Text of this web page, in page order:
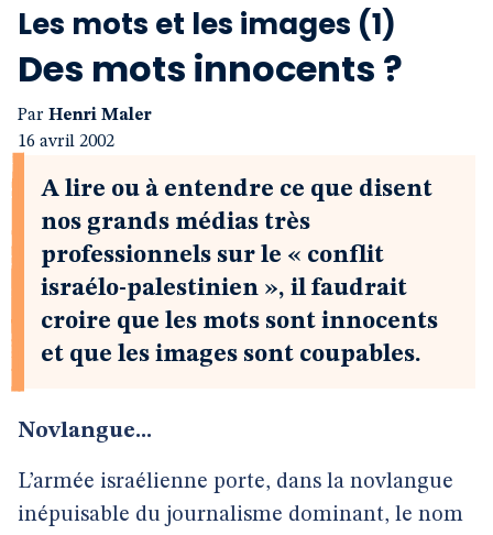
Notre revue
Boutique
Les mots et les images (1)
Des mots innocents ?
Par Henri Maler
16 avril 2002
A lire ou à entendre ce que disent
nos grands médias très
professionnels sur le « conflit
israélo-palestinien », il faudrait
croire que les mots sont innocents
et que les images sont coupables.
Novlangue...
L’armée israélienne porte, dans la novlangue
inépuisable du journalisme dominant, le nom